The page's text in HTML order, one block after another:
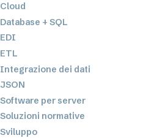
Cloud
Database + SQL
EDI
ETL
Integrazione dei dati
JSON
Software per server
Soluzioni normative
Sviluppo